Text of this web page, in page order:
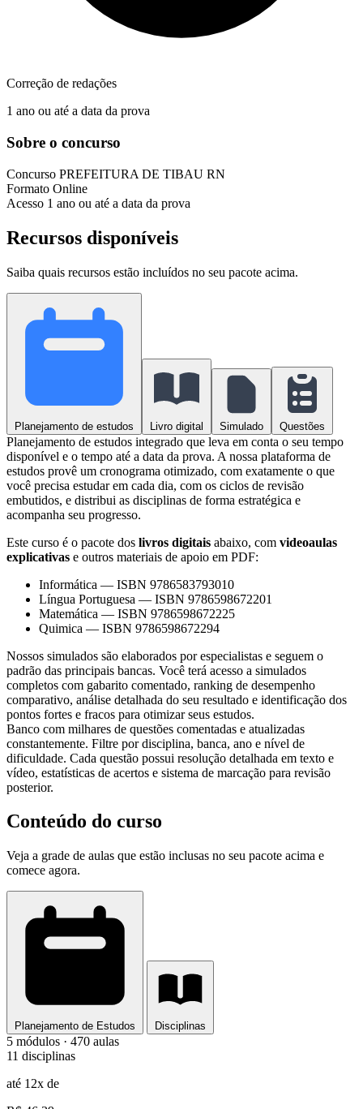
Correção de redações
1 ano ou até a data da prova
Sobre o concurso
Concurso PREFEITURA DE TIBAU RN
Formato Online
Acesso 1 ano ou até a data da prova
Recursos disponíveis
Saiba quais recursos estão incluídos no seu pacote acima.
Planejamento de estudos Livro digital Simulado Questões
Planejamento de estudos integrado que leva em conta o seu tempo
disponível e o tempo até a data da prova. A nossa plataforma de
estudos provê um cronograma otimizado, com exatamente o que
você precisa estudar em cada dia, com os ciclos de revisão
embutidos, e distribui as disciplinas de forma estratégica e
acompanha seu progresso.
Este curso é o pacote dos livros digitais abaixo, com videoaulas
explicativas e outros materiais de apoio em PDF:
Informática — ISBN 9786583793010
Língua Portuguesa — ISBN 9786598672201
Matemática — ISBN 9786598672225
Quimica — ISBN 9786598672294
Nossos simulados são elaborados por especialistas e seguem o
padrão das principais bancas. Você terá acesso a simulados
completos com gabarito comentado, ranking de desempenho
comparativo, análise detalhada do seu resultado e identificação dos
pontos fortes e fracos para otimizar seus estudos.
Banco com milhares de questões comentadas e atualizadas
constantemente. Filtre por disciplina, banca, ano e nível de
dificuldade. Cada questão possui resolução detalhada em texto e
vídeo, estatísticas de acertos e sistema de marcação para revisão
posterior.
Conteúdo do curso
Veja a grade de aulas que estão inclusas no seu pacote acima e
comece agora.
Planejamento de Estudos Disciplinas
5 módulos · 470 aulas
11 disciplinas
até 12x de